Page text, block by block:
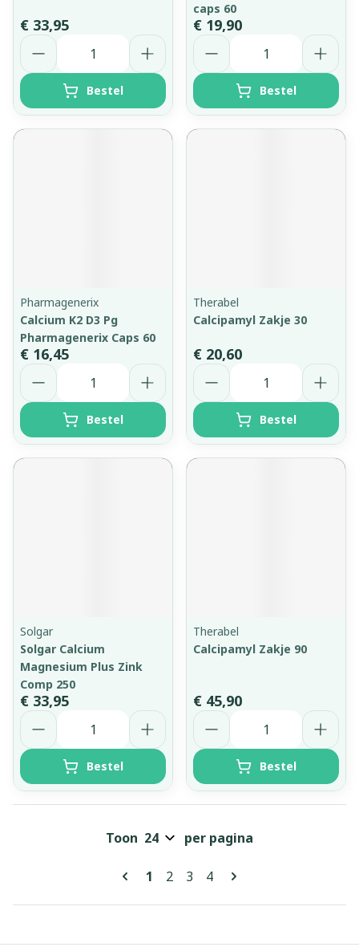
€ 33,95
Aantal
Bestel
caps 60
€ 19,90
Aantal
Bestel
Pharmagenerix
Calcium K2 D3 Pg
Pharmagenerix Caps 60
€ 16,45
Aantal
Bestel
Therabel
Calcipamyl Zakje 30
€ 20,60
Aantal
Bestel
Solgar
Solgar Calcium
Magnesium Plus Zink
Comp 250
€ 33,95
Aantal
Bestel
Therabel
Calcipamyl Zakje 90
€ 45,90
Aantal
Bestel
Pagina's
U lees momenteel pagina
1 Pagina
2 Pagina
3 Pagina
4
Toon per pagina